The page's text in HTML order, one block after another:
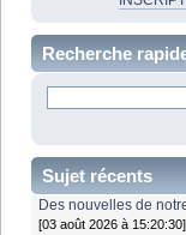
Recherche
Sujet récents
Des nouvelles de
[03 août 2026 à 15:20:30]